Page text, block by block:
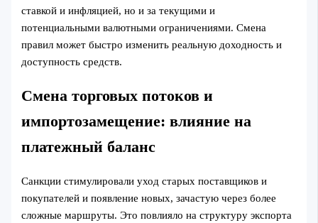
ставкой и инфляцией, но и за текущими и
потенциальными валютными ограничениями. Смена
правил может быстро изменить реальную доходность и
доступность средств.
Смена торговых потоков и
импортозамещение: влияние на
платежный баланс
Санкции стимулировали уход старых поставщиков и
покупателей и появление новых, зачастую через более
сложные маршруты. Это повлияло на структуру экспорта